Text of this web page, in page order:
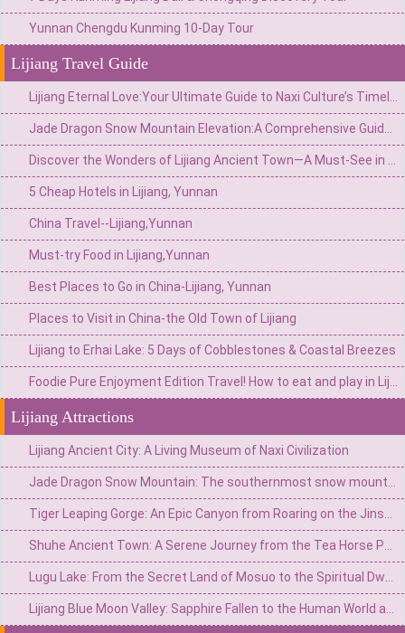
Yunnan Chengdu Kunming 10-Day Tour
Lijiang Travel Guide
5 Cheap Hotels in Lijiang, Yunnan
China Travel--Lijiang,Yunnan
Must-try Food in Lijiang,Yunnan
Best Places to Go in China-Lijiang, Yunnan
Places to Visit in China-the Old Town of Lijiang
Lijiang to Erhai Lake: 5 Days of Cobblestones & Coastal Breezes
Lijiang Attractions
Lijiang Ancient City: A Living Museum of Naxi Civilization